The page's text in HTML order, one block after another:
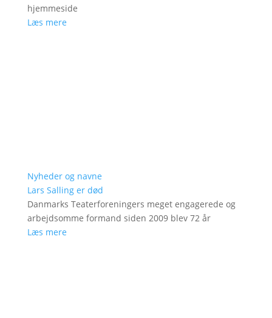
hjemmeside
Læs mere
Nyheder og navne
Lars Salling er død
Danmarks Teaterforeningers meget engagerede og
arbejdsomme formand siden 2009 blev 72 år
Læs mere